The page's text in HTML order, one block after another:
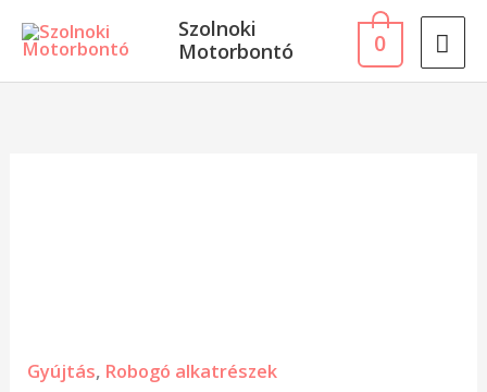
content
Szolnoki
Motorbontó
0
Gyújtás, Robogó alkatrészek